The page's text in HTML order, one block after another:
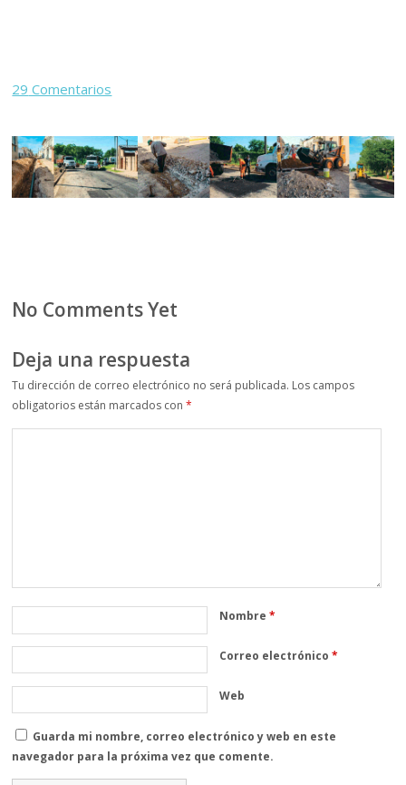
29 Comentarios
No Comments Yet
Deja una respuesta
Tu dirección de correo electrónico no será publicada. Los campos
obligatorios están marcados con*
Nombre*
Correo electrónico*
Web
Guarda mi nombre, correo electrónico y web en este
navegador para la próxima vez que comente.